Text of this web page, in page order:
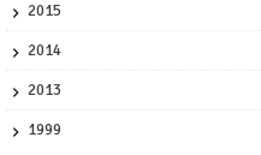
2015
2014
2013
1999